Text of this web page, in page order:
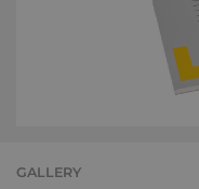
GALLERY